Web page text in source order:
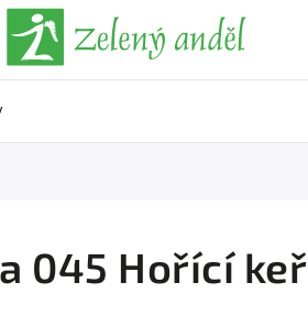
045 Hořící keř